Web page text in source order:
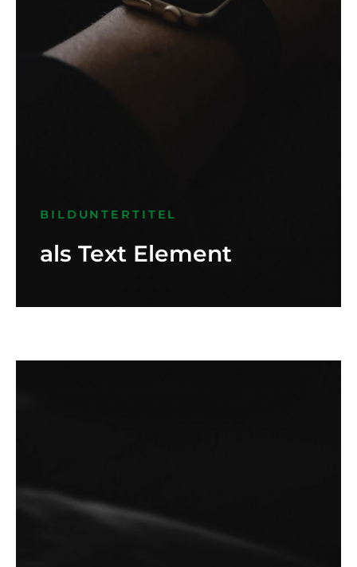
BILDUNTERTITEL
als Text Element